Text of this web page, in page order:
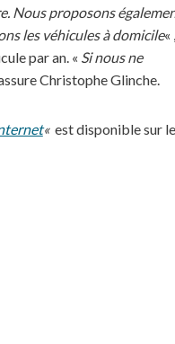
Nous proposons
les véhicules à domicile« ,
par an. « Si nous ne
Christophe Glinche.
« est disponible sur le